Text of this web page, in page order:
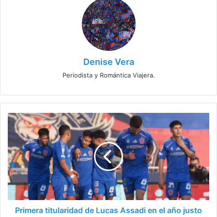
Denise Vera
Periodista y Romántica Viajera.
Primera
titularidad
de
Lucas
Assadi
en
el
año
justo
Primera titularidad de Lucas Assadi en el año justo